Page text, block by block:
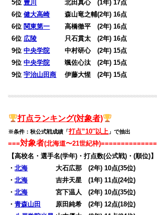
05位豊川
北田真心 (1年) 17点
06位健大高崎森山竜之輔(2年) 16点
06位 関東第一 高橋徹平 (2年) 16点
06位 広陵 只石貫太 (2年) 16点
09位中央学院 中村研心 (2年) 15点
09位中央学院 颯佐心汰 (2年) 15点
09位宇治山田商 伊藤大惺 (2年) 15点
打点ランキング(対象者)
※条件：秋公式戦成績「打点”10″以上 」で抽出
===対象者(北海道〜21世紀枠)==============
【高校名・選手名(学年)・打点数(公式戦)・(順位)】
・北海 大石広那 (2年) 10点(35位)
・北海 吉井天星 (1年) 11点(24位)
・北海 宮下温人 (2年) 10点(35位)
・青森山田
原田純希 (2年) 12点(18位)